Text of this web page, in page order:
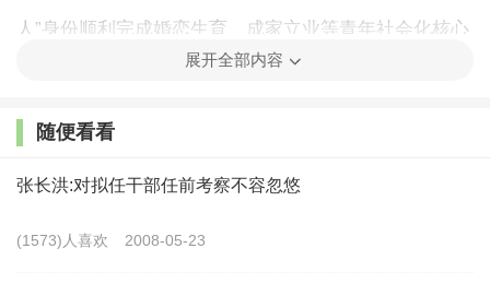
人”身份顺利完成婚恋生育、成家立业等青年社会化核心
内容？其婚恋选择与模式特征会给个人及相关群体造成
会化质量，还将深刻影响家风建设、乡村治理、乡村振
兴和城乡一体化进程。笔者在2014—2017年间，对来自
展开全部内容
随便看看
张长洪:对拟任干部任前考察不容忽悠
(1573)人喜欢 2008-05-23